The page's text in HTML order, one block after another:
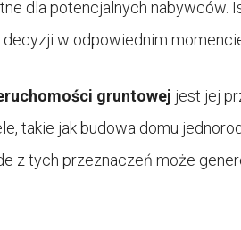
dla potencjalnych nabywców.
w odpowiednim
gruntowej jest jej
takie jak budowa domu
z tych przeznaczeń może